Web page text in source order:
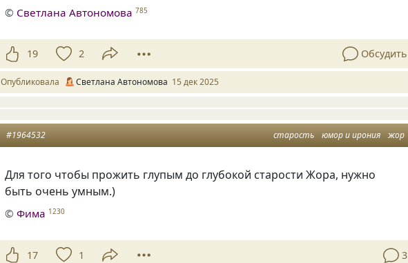
© Светлана Автономова 785
19 2 Обсудить
Опубликовала Светлана Автономова 15 дек 2025
старость юмор и ирония жор
#1964532
Для того чтобы прожить глупым до глубокой старости Жора, нужно
быть очень умным.)
©Фима 1230
17 1 3